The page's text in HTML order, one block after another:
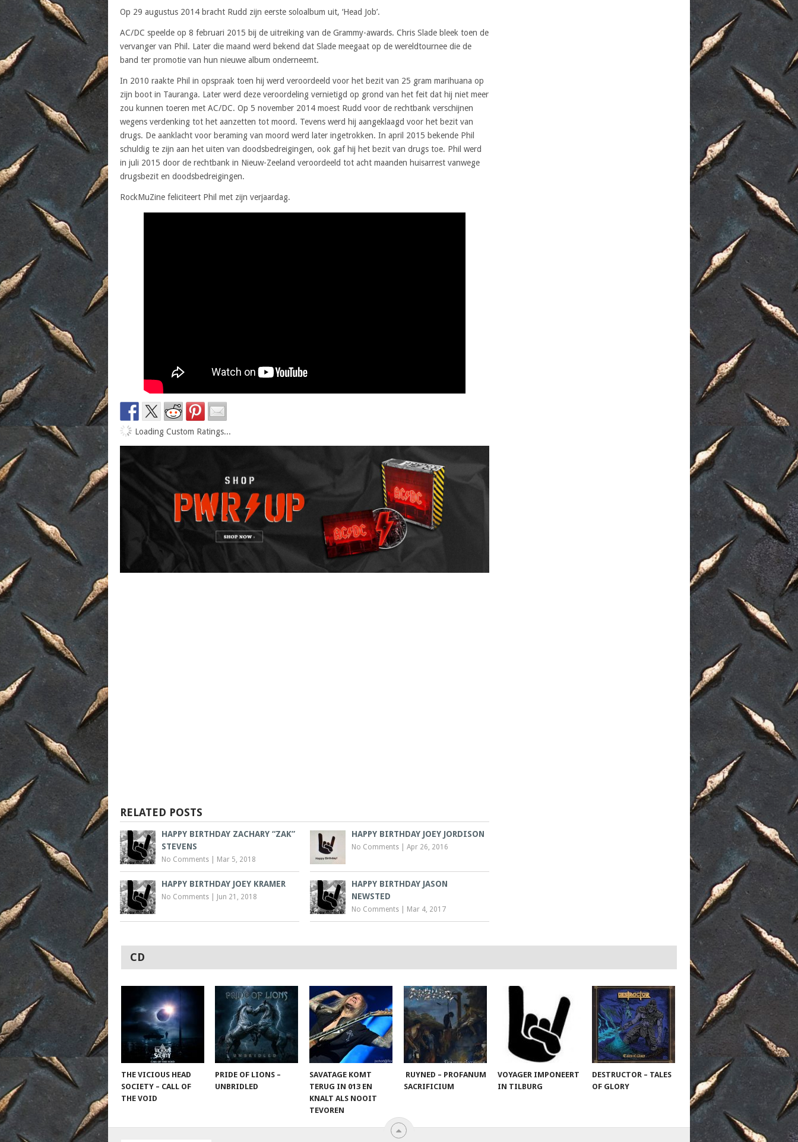
Op 29 augustus 2014 bracht Rudd zijn eerste soloalbum uit, ‘Head Job’.
AC/DC speelde op 8 februari 2015 bij de uitreiking van de Grammy-awards. Chris Slade bleek toen de
vervanger van Phil. Later die maand werd bekend dat Slade meegaat op de wereldtournee die de
band ter promotie van hun nieuwe album onderneemt.
In 2010 raakte Phil in opspraak toen hij werd veroordeeld voor het bezit van 25 gram marihuana op
zijn boot in Tauranga. Later werd deze veroordeling vernietigd op grond van het feit dat hij niet meer
zou kunnen toeren met AC/DC. Op 5 november 2014 moest Rudd voor de rechtbank verschijnen
wegens verdenking tot het aanzetten tot moord. Tevens werd hij aangeklaagd voor het bezit van
drugs. De aanklacht voor beraming van moord werd later ingetrokken. In april 2015 bekende Phil
schuldig te zijn aan het uiten van doodsbedreigingen, ook gaf hij het bezit van drugs toe. Phil werd
in juli 2015 door de rechtbank in Nieuw-Zeeland veroordeeld tot acht maanden huisarrest vanwege
drugsbezit en doodsbedreigingen.
RockMuZine feliciteert Phil met zijn verjaardag.
Loading Custom Ratings...
RELATED POSTS
HAPPY BIRTHDAY ZACHARY “ZAK”
STEVENS
No Comments Mar 5, 2018
HAPPY BIRTHDAY JOEY JORDISON
No Comments |Apr 26, 2016
HAPPY BIRTHDAY JOEY KRAMER
No Comments Jun 21, 2018
HAPPY BIRTHDAY JASON
NEWSTED
No Comments Mar 4, 2017
CD
THE VICIOUS HEAD
SOCIETY – CALL OF
THE VOID
PRIDE OF LIONS –
UNBRIDLED
SAVATAGE KOMT
TERUG IN 013 EN
KNALT ALS NOOIT
TEVOREN
RUYNED – PROFANUM
SACRIFICIUM
VOYAGER IMPONEERT
IN TILBURG
DESTRUCTOR – TALES
OF GLORY